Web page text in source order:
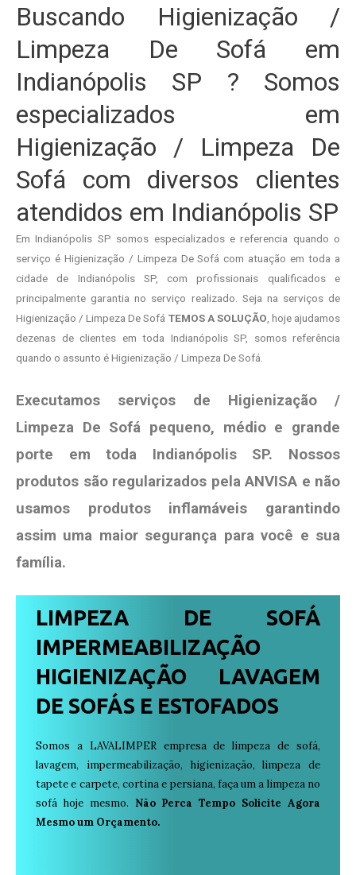
Buscando Higienização /
Limpeza De Sofá em
Indianópolis SP ? Somos
especializados em
Higienização / Limpeza De
Sofá com diversos clientes
atendidos em Indianópolis SP
Em Indianópolis SP somos especializados e referencia quando o
serviço é Higienização / Limpeza De Sofá com atuação em toda a
cidade de Indianópolis SP, com profissionais qualificados e
principalmente garantia no serviço realizado. Seja na serviços de
Higienização / Limpeza De Sofá TEMOS A SOLUÇÃO , hoje ajudamos
dezenas de clientes em toda Indianópolis SP, somos referência
quando o assunto é Higienização / Limpeza De Sofá.
Executamos serviços de Higienização /
Limpeza De Sofá pequeno, médio e grande
porte em toda Indianópolis SP. Nossos
produtos são regularizados pela ANVISA e não
usamos produtos inflamáveis garantindo
assim uma maior segurança para você e sua
família.
LIMPEZA DE SOFÁ
IMPERMEABILIZAÇÃO
HIGIENIZAÇÃO LAVAGEM
DE SOFÁS E ESTOFADOS
Somos a LAVALIMPER empresa de limpeza de sofá,
lavagem, impermeabilização, higienização, limpeza de
tapete e carpete, cortina e persiana, faça um a limpeza no
sofá hoje mesmo. Não Perca Tempo Solicite Agora
Mesmo um Orçamento.